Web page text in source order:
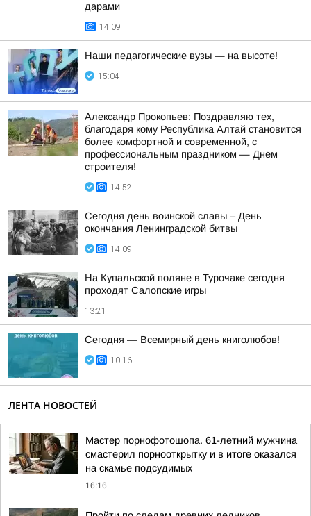
дарами
14:09
Наши педагогические вузы — на высоте!
15:04
Александр Прокопьев: Поздравляю тех,
благодаря кому Республика Алтай становится
более комфортной и современной, с
профессиональным праздником — Днём
строителя!
14:52
Сегодня день воинской славы – День
окончания Ленинградской битвы
14:09
На Купальской поляне в Турочаке сегодня
проходят Салопские игры
13:21
Сегодня — Всемирный день книголюбов!
10:16
ЛЕНТА НОВОСТЕЙ
Мастер порнофотошопа. 61-летний мужчина
смастерил порнооткрытку и в итоге оказался
на скамье подсудимых
16:16